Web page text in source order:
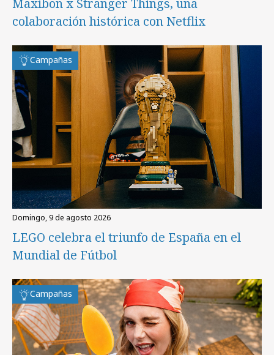
colaboración histórica con Netflix
Campañas
domingo, 9 de agosto 2026
LEGO celebra el triunfo de España en el
Mundial de Fútbol
Campañas